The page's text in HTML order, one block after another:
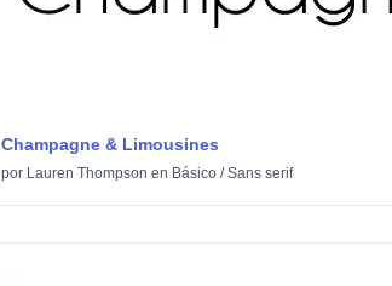
Champagne & Limousines
por Lauren Thompson en Básico/Sans serif